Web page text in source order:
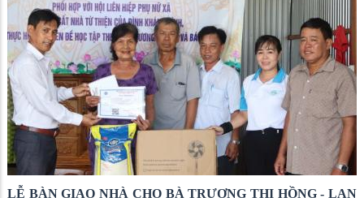
LỄ BÀN GIAO NHÀ CHO BÀ TRƯƠNG THỊ HỒNG - LAN